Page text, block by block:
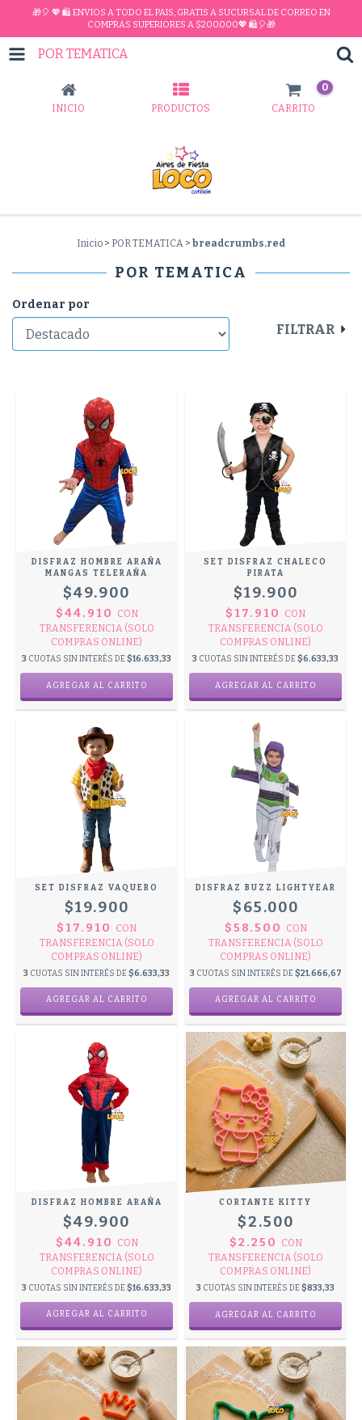
🎁🎈 💖 🛍 ENVIOS A TODO EL PAIS, GRATIS A SUCURSAL DE CORREO EN
COMPRAS SUPERIORES A $200.000💖 🛍🎈🎁
POR TEMATICA
INICIO PRODUCTOS CARRITO
0
Inicio > POR TEMATICA > breadcrumbs.red
POR TEMATICA
Ordenar por
FILTRAR
DISFRAZ HOMBRE ARAÑA
MANGAS TELERAÑA
$49.900
$44.910
CON
TRANSFERENCIA (SOLO
COMPRAS ONLINE)
3 CUOTAS SIN INTERÉS DE $16.633,33
SET DISFRAZ CHALECO
PIRATA
$19.900
$17.910
CON
TRANSFERENCIA (SOLO
COMPRAS ONLINE)
3 CUOTAS SIN INTERÉS DE $6.633,33
SET DISFRAZ VAQUERO
$19.900
$17.910
CON
TRANSFERENCIA (SOLO
COMPRAS ONLINE)
3 CUOTAS SIN INTERÉS DE $6.633,33
AGREGAR AL CARRITO
DISFRAZ BUZZ LIGHTYEAR
$65.000
$58.500
CON
TRANSFERENCIA (SOLO
COMPRAS ONLINE)
3 CUOTAS SIN INTERÉS DE $21.666,67
AGREGAR AL CARRITO
DISFRAZ HOMBRE ARAÑA
$49.900
$44.910
CON
TRANSFERENCIA (SOLO
COMPRAS ONLINE)
3 CUOTAS SIN INTERÉS DE $16.633,33
AGREGAR AL CARRITO
CORTANTE KITTY
$2.500
$2.250
CON
TRANSFERENCIA (SOLO
COMPRAS ONLINE)
3 CUOTAS SIN INTERÉS DE $833,33